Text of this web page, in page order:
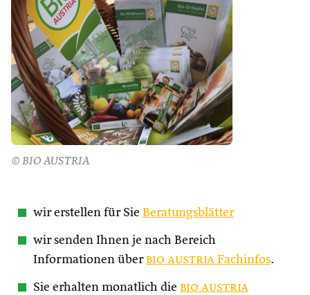
© BIO AUSTRIA
wir erstellen für Sie Beratungsblätter
wir senden Ihnen je nach Bereich
Informationen über bio austria Fachinfos.
Sie erhalten monatlich die bio austria